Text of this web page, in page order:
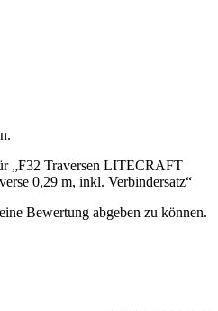
„F32 Traversen LITECRAFT
0,29 m, inkl. Verbindersatz“
Bewertung abgeben zu können.